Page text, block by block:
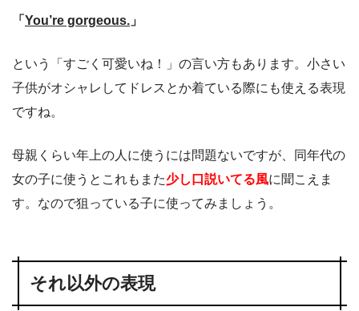
「 You’re gorgeous. 」
という「すごく可愛いね！」の言い方もあります。小さい
子供がオシャレしてドレスとか着ている際にも使える表現
ですね。
母親くらい年上の人に使うには問題ないですが、同年代の
女の子に使うとこれもまた少し口説いてる風に聞こえま
す。なので狙っている子に使ってみましょう。
それ以外の表現